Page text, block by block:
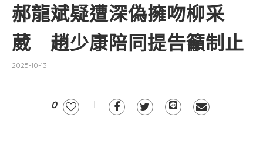
郝龍斌疑遭深偽擁吻柳采
葳 趙少康陪同提告籲制止
2025-10-13
0